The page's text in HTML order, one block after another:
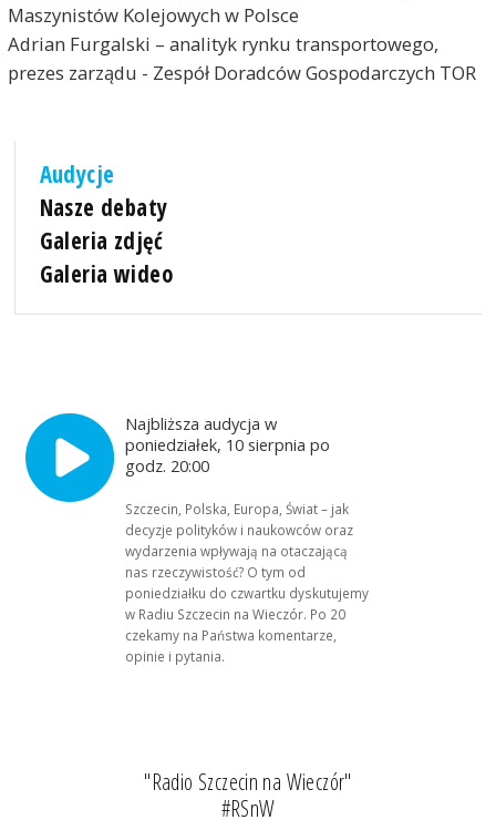
Maszynistów Kolejowych w Polsce
Adrian Furgalski – analityk rynku transportowego,
prezes zarządu - Zespół Doradców Gospodarczych TOR
Audycje
Nasze debaty
Galeria zdjęć
Galeria wideo
Najbliższa audycja w
poniedziałek, 10 sierpnia po
godz. 20:00
Szczecin, Polska, Europa, Świat – jak
decyzje polityków i naukowców oraz
wydarzenia wpływają na otaczającą
nas rzeczywistość? O tym od
poniedziałku do czwartku dyskutujemy
w Radiu Szczecin na Wieczór. Po 20
czekamy na Państwa komentarze,
opinie i pytania.
"Radio Szczecin na Wieczór"
#RSnW